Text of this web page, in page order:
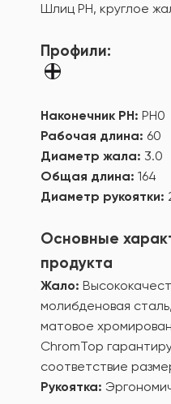
Шлиц PH, круглое
Профили:
Наконечник PH: PH0
Рабочая длина: 60
Диаметр жала: 3.0
Общая длина: 164
Диаметр рукоятки:
Основные
продукта
Жало:
молибденовая
матовое
ChromTop
соответствие
Рукоятка: